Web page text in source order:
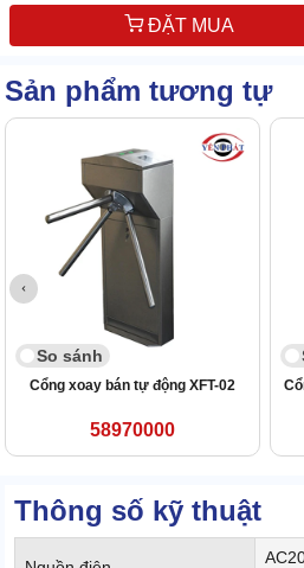
ĐẶT MUA
Sản phẩm tương tự
So sánh
Cổng xoay bán tự động XFT-02
58970000
Thông số kỹ thuật